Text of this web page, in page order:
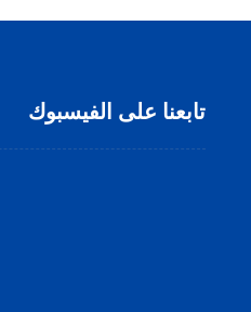
تابعنا على الفيسبوك